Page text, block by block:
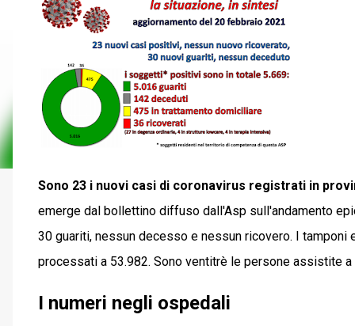
Sono 23 i nuovi casi di coronavirus registrati in
emerge dal bollettino diffuso dall'Asp sull'andamento
30 guariti, nessun decesso e nessun ricovero. I
processati a 53.982. Sono ventitrè le persone assistite a
I numeri negli ospedali